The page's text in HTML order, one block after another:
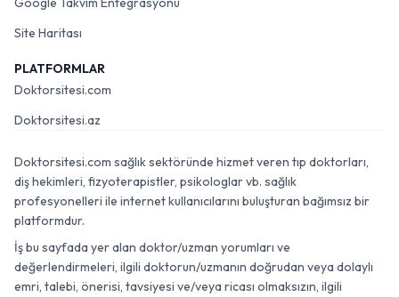
Site Haritası
PLATFORMLAR
Doktorsitesi.com
Doktorsitesi.az
Doktorsitesi.com sağlık sektöründe hizmet veren tıp doktorları,
diş hekimleri, fizyoterapistler, psikologlar vb. sağlık
profesyonelleri ile internet kullanıcılarını buluşturan bağımsız bir
platformdur.
İş bu sayfada yer alan doktor/uzman yorumları ve
değerlendirmeleri, ilgili doktorun/uzmanın doğrudan veya dolaylı
emri, talebi, önerisi, tavsiyesi ve/veya ricası olmaksızın, ilgili